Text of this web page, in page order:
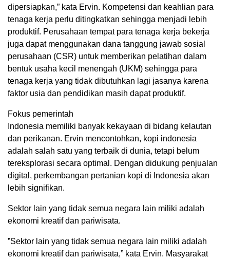
dipersiapkan,” kata Ervin. Kompetensi dan keahlian para
tenaga kerja perlu ditingkatkan sehingga menjadi lebih
produktif. Perusahaan tempat para tenaga kerja bekerja
juga dapat menggunakan dana tanggung jawab sosial
perusahaan (CSR) untuk memberikan pelatihan dalam
bentuk usaha kecil menengah (UKM) sehingga para
tenaga kerja yang tidak dibutuhkan lagi jasanya karena
faktor usia dan pendidikan masih dapat produktif.
Fokus pemerintah
Indonesia memiliki banyak kekayaan di bidang kelautan
dan perikanan. Ervin mencontohkan, kopi indonesia
adalah salah satu yang terbaik di dunia, tetapi belum
tereksplorasi secara optimal. Dengan didukung penjualan
digital, perkembangan pertanian kopi di Indonesia akan
lebih signifikan.
Sektor lain yang tidak semua negara lain miliki adalah
ekonomi kreatif dan pariwisata.
”Sektor lain yang tidak semua negara lain miliki adalah
ekonomi kreatif dan pariwisata,” kata Ervin. Masyarakat